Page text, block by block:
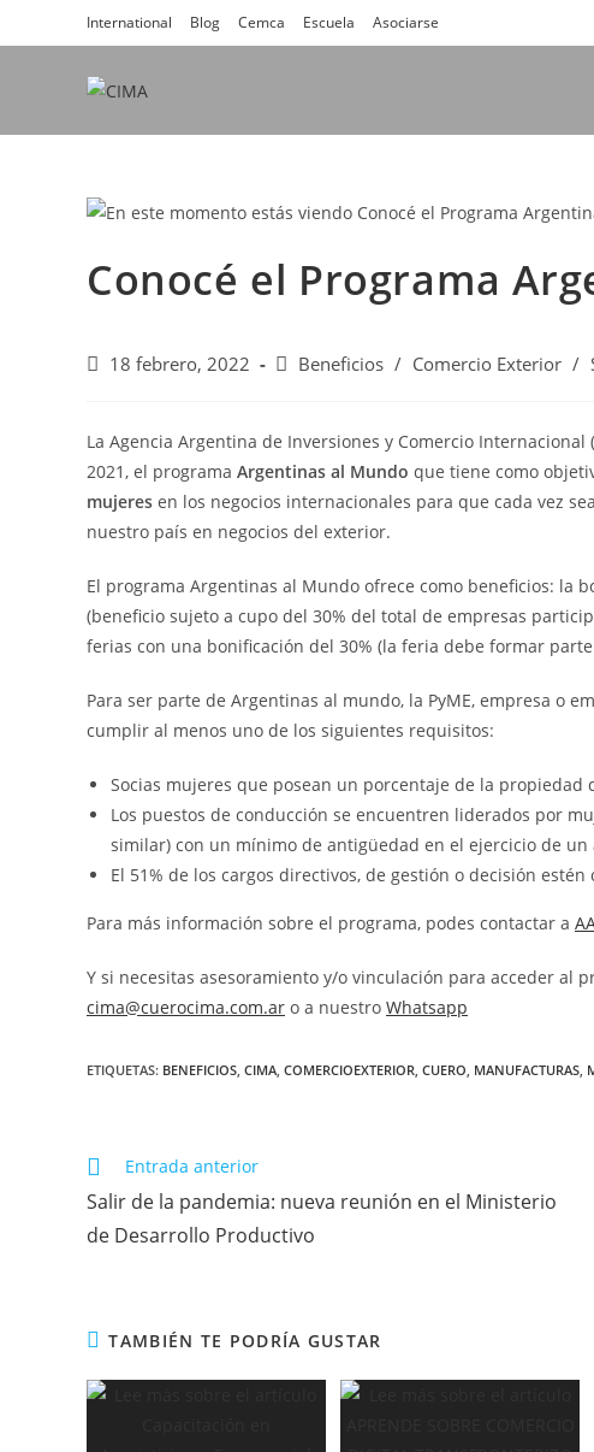
International Blog Cemca Escuela Asociarse
Conocé el Programa
18 febrero, 2022 Beneficios / Comercio Exterior /
La Agencia Argentina de Inversiones y Comercio
2021, el programa Argentinas al Mundo que tiene como
mujeres en los negocios internacionales para que cada vez
nuestro país en negocios del exterior.
El programa Argentinas al Mundo ofrece como beneficios: la
(beneficio sujeto a cupo del 30% del total de empresas
ferias con una bonificación del 30% (la feria debe formar
Para ser parte de Argentinas al mundo, la PyME, empresa o
cumplir al menos uno de los siguientes requisitos:
Socias mujeres que posean un porcentaje de la propiedad
Los puestos de conducción se encuentren liderados por
similar) con un mínimo de antigüedad en el ejercicio de un
El 51% de los cargos directivos, de gestión o decisión
Para más información sobre el programa, podes contactar a
Y si necesitas asesoramiento y/o vinculación para acceder al
cima@cuerocima.com.ar o a nuestro Whatsapp
ETIQUETAS: BENEFICIOS CIMA COMERCIOEXTERIOR CUERO MANUFACTURAS
Entrada anterior
Salir de la pandemia: nueva reunión en el Ministerio
de Desarrollo Productivo
TAMBIÉN TE PODRÍA GUSTAR